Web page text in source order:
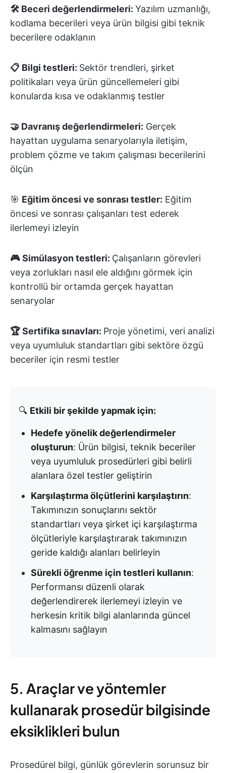
🛠️ Beceri değerlendirmeleri: Yazılım uzmanlığı,
kodlama becerileri veya ürün bilgisi gibi teknik
becerilere odaklanın
📋 Bilgi testleri: Sektör trendleri, şirket
politikaları veya ürün güncellemeleri gibi
konularda kısa ve odaklanmış testler
🤝 Davranış değerlendirmeleri: Gerçek
hayattan uygulama senaryolarıyla iletişim,
problem çözme ve takım çalışması becerilerini
ölçün
🎯 Eğitim öncesi ve sonrası testler: Eğitim
öncesi ve sonrası çalışanları test ederek
ilerlemeyi izleyin
🎮 Simülasyon testleri: Çalışanların görevleri
veya zorlukları nasıl ele aldığını görmek için
kontrollü bir ortamda gerçek hayattan
senaryolar
🏆 Sertifika sınavları: Proje yönetimi, veri analizi
veya uyumluluk standartları gibi sektöre özgü
beceriler için resmi testler
🔍 Etkili bir şekilde yapmak için:
Hedefe yönelik değerlendirmeler
oluşturun: Ürün bilgisi, teknik beceriler
veya uyumluluk prosedürleri gibi belirli
alanlara özel testler geliştirin
Karşılaştırma ölçütlerini karşılaştırın:
Takımınızın sonuçlarını sektör
standartları veya şirket içi karşılaştırma
ölçütleriyle karşılaştırarak takımınızın
geride kaldığı alanları belirleyin
Sürekli öğrenme için testleri kullanın:
Performansı düzenli olarak
değerlendirerek ilerlemeyi izleyin ve
herkesin kritik bilgi alanlarında güncel
kalmasını sağlayın
5. Araçlar ve yöntemler
kullanarak prosedür bilgisinde
eksiklikleri bulun
Prosedürel bilgi, günlük görevlerin sorunsuz bir